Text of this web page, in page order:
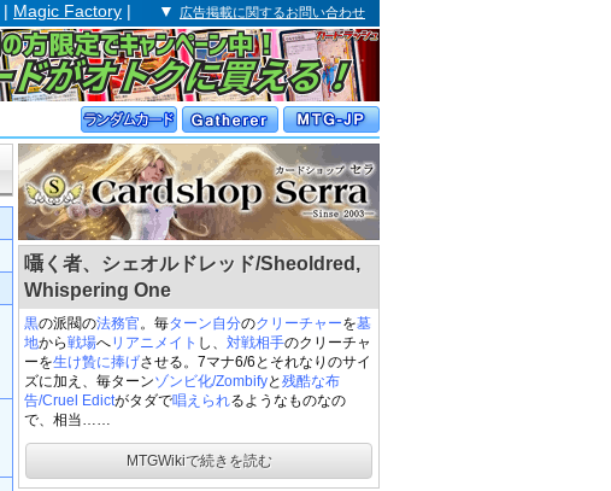
| Magic Factory | ▼ 広告掲載に関するお問い合わせ
囁く者、シェオルドレッド/Sheoldred,
Whispering One
黒の派閥の法務官。毎ターン自分のクリーチャーを墓
地から戦場へリアニメイト し、 対戦相手のクリーチャ
ーを生け贄に捧げさせる。7マナ6/6とそれなりのサイ
ズに加え、毎ターンゾンビ化/Zombifyと残酷な布
告/Cruel Edictがタダで唱えられるようなものなの
で、相当……
MTGWikiで続きを読む